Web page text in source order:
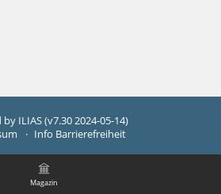
Magazin
ILIAS (v7.30 2024-05-14)
Info Barrierefreiheit